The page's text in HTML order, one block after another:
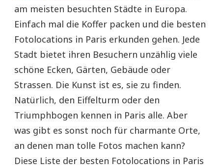
am meisten besuchten Städte in Europa.
Einfach mal die Koffer packen und die besten
Fotolocations in Paris erkunden gehen. Jede
Stadt bietet ihren Besuchern unzählig viele
schöne Ecken, Gärten, Gebäude oder
Strassen. Die Kunst ist es, sie zu finden.
Natürlich, den Eiffelturm oder den
Triumphbogen kennen in Paris alle. Aber
was gibt es sonst noch für charmante Orte,
an denen man tolle Fotos machen kann?
Diese Liste der besten Fotolocations in Paris